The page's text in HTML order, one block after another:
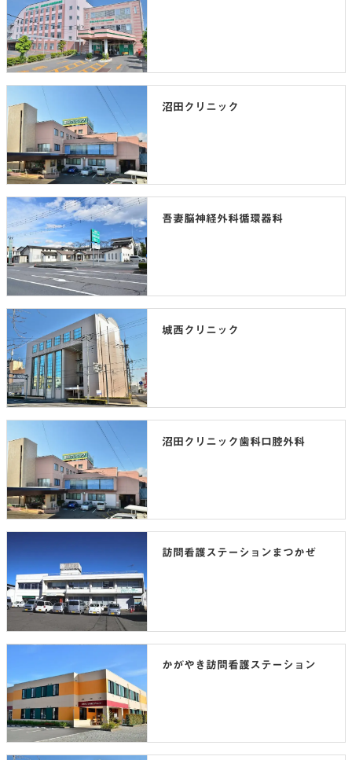
沼田クリニック
吾妻脳神経外科循環器科
城西クリニック
沼田クリニック歯科口腔外科
訪問看護ステーションまつかぜ
かがやき訪問看護ステーション